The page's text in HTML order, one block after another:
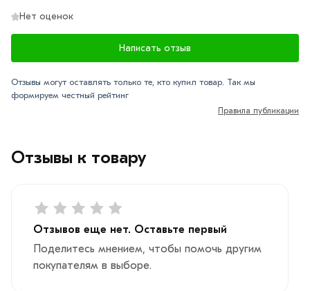
Отзывы к товару
Отзывов еще нет. Оставьте первый
Поделитесь мнением, чтобы помочь другим
покупателям в выборе.
Нет оценок
Написать отзыв
Отзывы могут оставлять только те, кто купил товар. Так мы
формируем честный рейтинг
Правила публикации